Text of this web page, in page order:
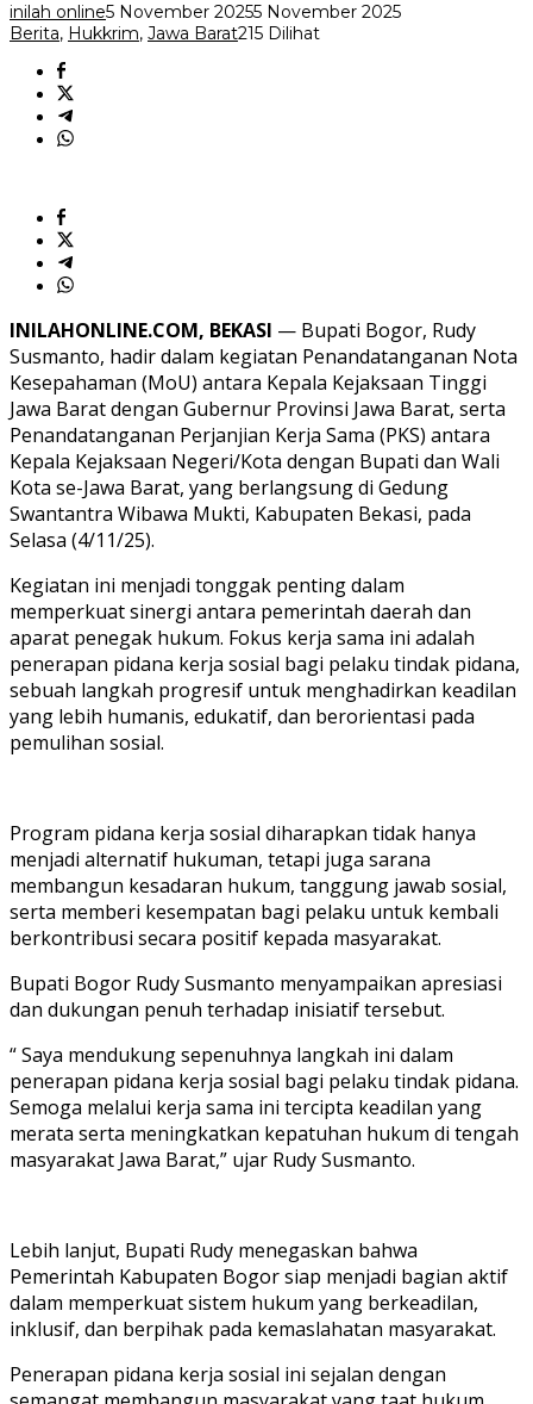
inilah online5 November 20255 November 2025
Berita, Hukkrim, Jawa Barat215 Dilihat
INILAHONLINE.COM, BEKASI — Bupati Bogor, Rudy
Susmanto, hadir dalam kegiatan Penandatanganan Nota
Kesepahaman (MoU) antara Kepala Kejaksaan Tinggi
Jawa Barat dengan Gubernur Provinsi Jawa Barat, serta
Penandatanganan Perjanjian Kerja Sama (PKS) antara
Kepala Kejaksaan Negeri/Kota dengan Bupati dan Wali
Kota se-Jawa Barat, yang berlangsung di Gedung
Swantantra Wibawa Mukti, Kabupaten Bekasi, pada
Selasa (4/11/25).
Kegiatan ini menjadi tonggak penting dalam
memperkuat sinergi antara pemerintah daerah dan
aparat penegak hukum. Fokus kerja sama ini adalah
penerapan pidana kerja sosial bagi pelaku tindak pidana,
sebuah langkah progresif untuk menghadirkan keadilan
yang lebih humanis, edukatif, dan berorientasi pada
pemulihan sosial.
Program pidana kerja sosial diharapkan tidak hanya
menjadi alternatif hukuman, tetapi juga sarana
membangun kesadaran hukum, tanggung jawab sosial,
serta memberi kesempatan bagi pelaku untuk kembali
berkontribusi secara positif kepada masyarakat.
Bupati Bogor Rudy Susmanto menyampaikan apresiasi
dan dukungan penuh terhadap inisiatif tersebut.
“ Saya mendukung sepenuhnya langkah ini dalam
penerapan pidana kerja sosial bagi pelaku tindak pidana.
Semoga melalui kerja sama ini tercipta keadilan yang
merata serta meningkatkan kepatuhan hukum di tengah
masyarakat Jawa Barat,” ujar Rudy Susmanto.
Lebih lanjut, Bupati Rudy menegaskan bahwa
Pemerintah Kabupaten Bogor siap menjadi bagian aktif
dalam memperkuat sistem hukum yang berkeadilan,
inklusif, dan berpihak pada kemaslahatan masyarakat.
Penerapan pidana kerja sosial ini sejalan dengan